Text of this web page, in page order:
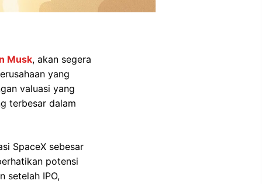
Musk, akan segera
yang
valuasi yang
terbesar dalam
SpaceX sebesar
potensi
setelah IPO,